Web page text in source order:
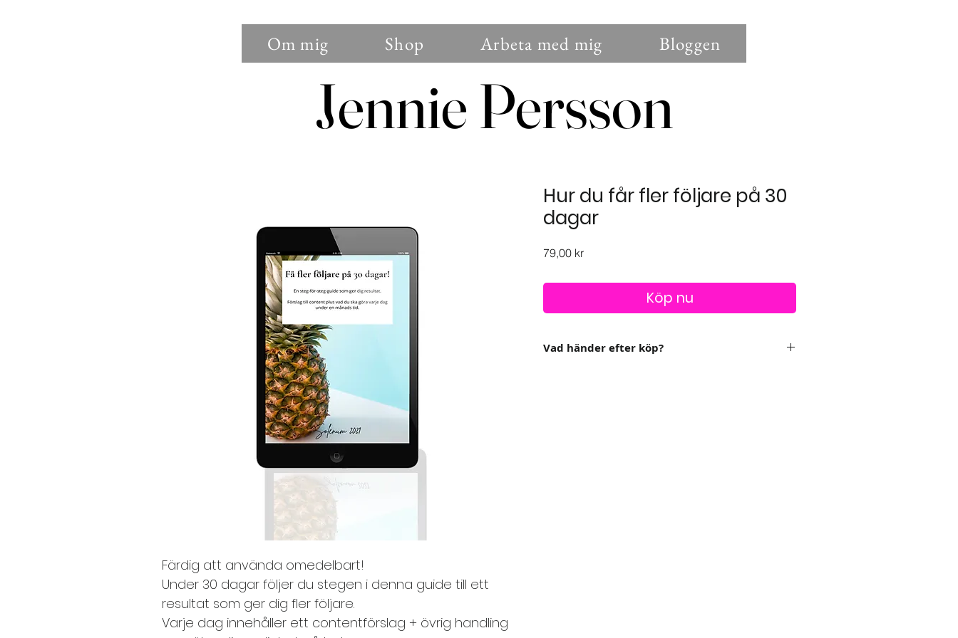
Om mig Shop Arbeta med mig Bloggen
Jennie Persson
Jennie Persson
Färdig att använda omedelbart!
Under 30 dagar följer du stegen i denna guide till ett
resultat som ger dig fler följare.
Varje dag innehåller ett contentförslag + övrig handling
Hur du får fler följare på 30
dagar
79,00 krPris
Köp nu
Vad händer efter köp?